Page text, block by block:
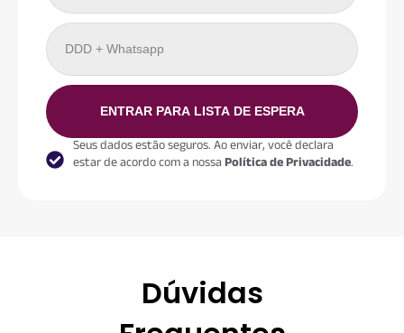
ENTRAR PARA LISTA DE ESPERA
Seus dados estão seguros. Ao enviar, você declara
estar de acordo com a nossaPolítica de Privacidade.
Dúvidas